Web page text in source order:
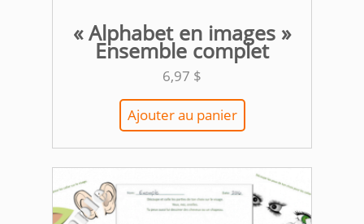
« Alphabet en images »
Ensemble complet
6,97 $
Ajouter au panier